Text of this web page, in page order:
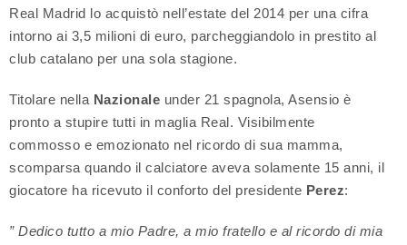
Real Madrid lo acquistò nell’estate del 2014 per una cifra
intorno ai 3,5 milioni di euro, parcheggiandolo in prestito al
club catalano per una sola stagione.
Titolare nella Nazionale under 21 spagnola, Asensio è
pronto a stupire tutti in maglia Real. Visibilmente
commosso e emozionato nel ricordo di sua mamma,
scomparsa quando il calciatore aveva solamente 15 anni, il
giocatore ha ricevuto il conforto del presidente Perez:
” Dedico tutto a mio Padre, a mio fratello e al ricordo di mia